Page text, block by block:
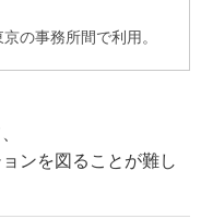
の事務所間で利用。
ンを図ることが難し